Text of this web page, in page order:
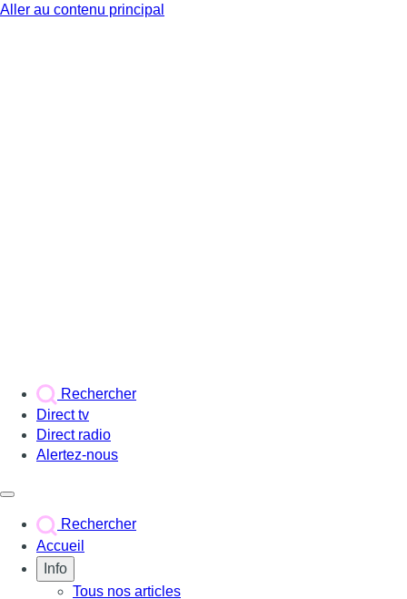
Aller au contenu principal
Rechercher
Direct tv
Direct radio
Alertez-nous
Rechercher
Accueil
Info
Tous nos articles